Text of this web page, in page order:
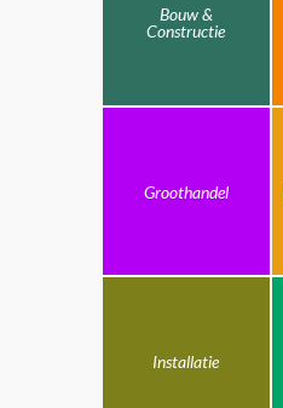
Bouw &
Constructie
Groothandel
Installatie